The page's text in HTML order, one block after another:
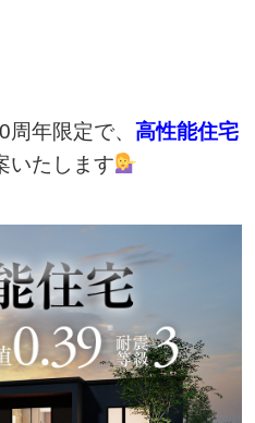
年限定で、 高性能住宅
いたします